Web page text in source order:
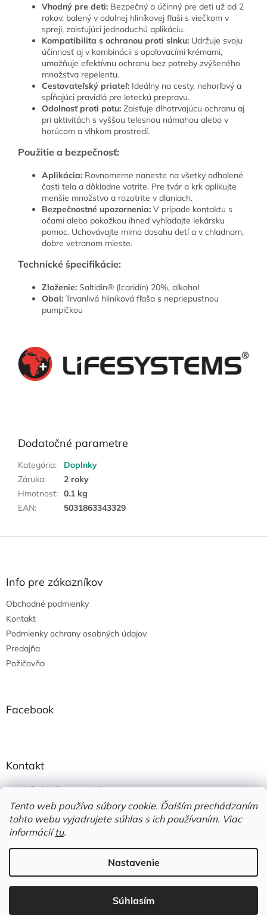
Tento web používa súbory cookie. Ďalším prechádzaním
tohto webu vyjadrujete súhlas s ich používaním. Viac
informáciítu.
Nastavenie
Súhlasím
Vhodný pre deti: Bezpečný a účinný pre deti už od 2
rokov, balený v odolnej hliníkovej fľaši s viečkom v
spreji, zaisťujúci jednoduchú aplikáciu.
Kompatibilita s ochranou proti slnku: Udržuje svoju
účinnosť aj v kombinácii s opaľovacími krémami,
umožňuje efektívnu ochranu bez potreby zvýšeného
množstva repelentu.
Cestovateľský priateľ: Ideálny na cesty, nehorľavý a
spĺňajúci pravidlá pre leteckú prepravu.
Odolnosť proti potu: Zaisťuje dlhotrvajúcu ochranu aj
pri aktivitách s vyššou telesnou námahou alebo v
horúcom a vlhkom prostredí.
Použitie a bezpečnosť:
Aplikácia: Rovnomerne naneste na všetky odhalené
časti tela a dôkladne votrite. Pre tvár a krk aplikujte
menšie množstvo a rozotrite v dlaniach.
Bezpečnostné upozornenia: V prípade kontaktu s
očami alebo pokožkou ihneď vyhľadajte lekársku
pomoc. Uchovávajte mimo dosahu detí a v chladnom,
dobre vetranom mieste.
Technické špecifikácie:
Zloženie: Saltidin® (Icaridín) 20%, alkohol
Obal: Trvanlivá hliníková fľaša s nepriepustnou
pumpičkou
Dodatočné parametre
Kategória:
Doplnky
Záruka:
2 roky
Hmotnosť: 0.1 kg
EAN: 5031863343329
Z
Info pre zákazníkov
Obchodné podmienky
Kontakt
Podmienky ochrany osobných údajov
Predajňa
Požičovňa
Facebook
Kontakt
info@jedlonacesty.sk
+421 908 774 221
https://www.facebook.com/jedlonacesty.sk/
Vytvoril Shoptet
JedloNaCesty. Všetky práva vyhradené.